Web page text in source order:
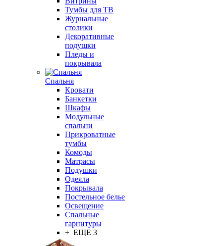
Тумбы для ТВ
Журнальные
столики
Декоративные
подушки
Пледы и
покрывала
Спальня
Кровати
Банкетки
Шкафы
Модульные
спальни
Прикроватные
тумбы
Комоды
Матрасы
Подушки
Одеяла
Покрывала
Постельное белье
Освещение
Спальные
гарнитуры
+ ЕЩЕ 3